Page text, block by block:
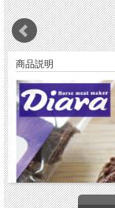
商品説明